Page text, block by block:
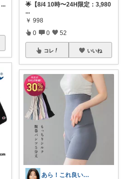
...
🌟【8/4 10時〜24H限定：3,980
...
￥ 998
0 0 52
コレ いいね
あら！これ良いわね～